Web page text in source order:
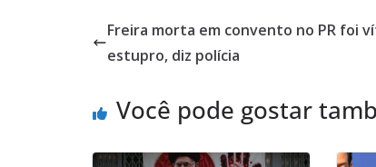
Freira morta em convento no PR foi
estupro, diz polícia
Você pode gostar